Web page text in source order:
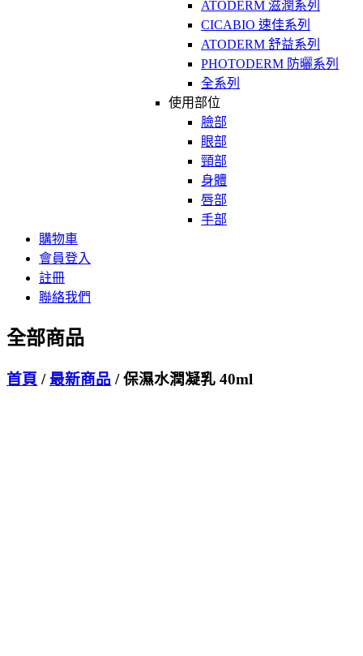
ATODERM 滋潤系列
CICABIO 速佳系列
ATODERM 舒益系列
PHOTODERM 防曬系列
全系列
使用部位
臉部
眼部
頸部
身體
唇部
手部
購物車
會員登入
註冊
聯絡我們
全部商品
首頁 /最新商品 / 保濕水潤凝乳 40ml